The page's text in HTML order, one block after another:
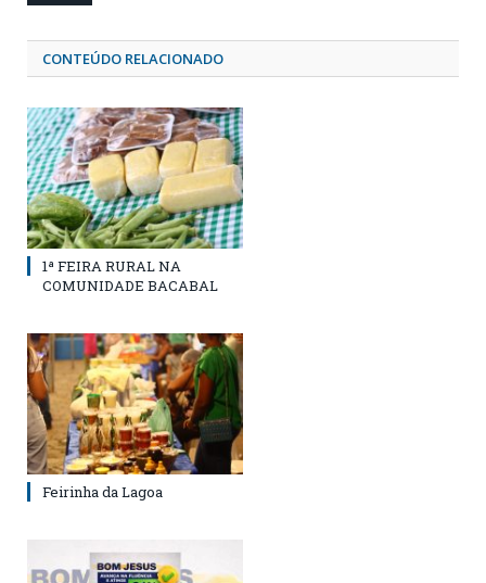
CONTEÚDO RELACIONADO
1ª FEIRA RURAL NA
COMUNIDADE BACABAL
Feirinha da Lagoa